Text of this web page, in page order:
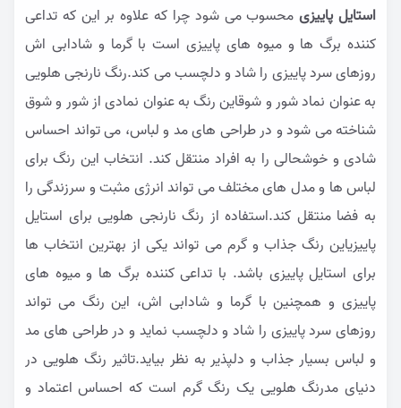
استایل پاییزی محسوب می شود چرا که علاوه بر این که تداعی
کننده برگ ها و میوه های پاییزی است با گرما و شادابی اش
روزهای سرد پاییزی را شاد و دلچسب می کند.رنگ نارنجی هلویی
به عنوان نماد شور و شوقاین رنگ به عنوان نمادی از شور و شوق
شناخته می شود و در طراحی های مد و لباس، می تواند احساس
شادی و خوشحالی را به افراد منتقل کند. انتخاب این رنگ برای
لباس ها و مدل های مختلف می تواند انرژی مثبت و سرزندگی را
به فضا منتقل کند.استفاده از رنگ نارنجی هلویی برای استایل
پاییزیاین رنگ جذاب و گرم می تواند یکی از بهترین انتخاب ها
برای استایل پاییزی باشد. با تداعی کننده برگ ها و میوه های
پاییزی و همچنین با گرما و شادابی اش، این رنگ می تواند
روزهای سرد پاییزی را شاد و دلچسب نماید و در طراحی های مد
و لباس بسیار جذاب و دلپذیر به نظر بیاید.تاثیر رنگ هلویی در
دنیای مدرنگ هلویی یک رنگ گرم است که احساس اعتماد و